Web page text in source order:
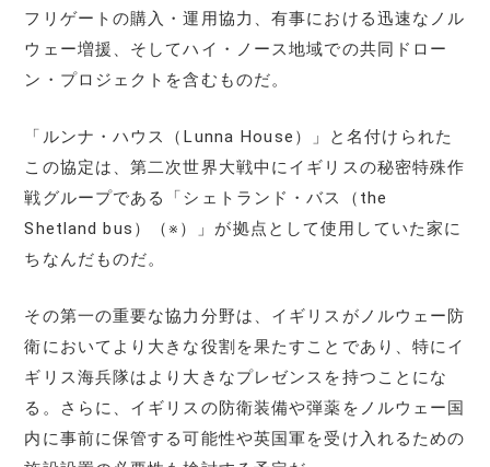
フリゲートの購入・運用協力、有事における迅速なノル
ウェー増援、そしてハイ・ノース地域での共同ドロー
ン・プロジェクトを含むものだ。
「ルンナ・ハウス（Lunna House）」と名付けられた
この協定は、第二次世界大戦中にイギリスの秘密特殊作
戦グループである「シェトランド・バス（the
Shetland bus）（※）」が拠点として使用していた家に
ちなんだものだ。
その第一の重要な協力分野は、イギリスがノルウェー防
衛においてより大きな役割を果たすことであり、特にイ
ギリス海兵隊はより大きなプレゼンスを持つことにな
る。さらに、イギリスの防衛装備や弾薬をノルウェー国
内に事前に保管する可能性や英国軍を受け入れるための